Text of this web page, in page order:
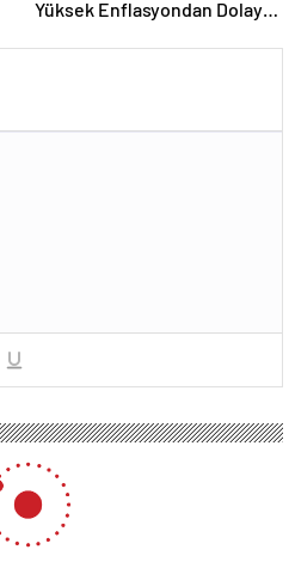
Yüksek Enflasyondan Dolayı
Enflasyonu Düşürürsek Kalıcı